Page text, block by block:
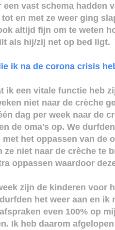
een vast schema hadden
en met ze weer ging
altijd fijn om te weten
als hij/zij net op bed ligt.
ik na de corona crisis
ik een vitale functie heb
niet naar de crèche
dag per week naar de
de oma's op. We
het oppassen van de
ze niet naar de crèche te
oppassen waardoor
zijn de kinderen voor
het weer aan en ik
even 100% op
Ik heb daarom